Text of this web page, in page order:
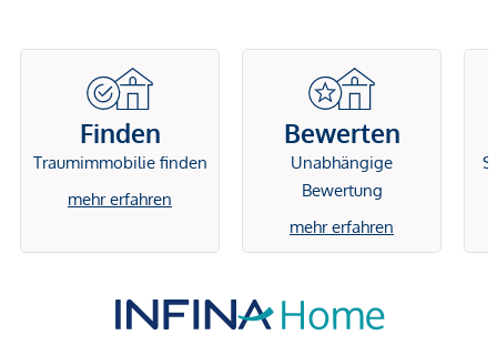
Finden
Traumimmobilie finden
mehr erfahren
Bewerten
Unabhängige
Bewertung
mehr erfahren